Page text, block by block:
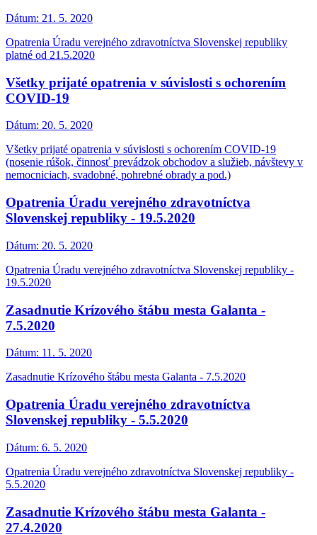
Dátum: 21. 5. 2020
Opatrenia Úradu verejného zdravotníctva Slovenskej republiky
platné od 21.5.2020
Všetky prijaté opatrenia v súvislosti s ochorením
COVID-19
Dátum: 20. 5. 2020
Všetky prijaté opatrenia v súvislosti s ochorením COVID-19
(nosenie rúšok, činnosť prevádzok obchodov a služieb, návštevy v
nemocniciach, svadobné, pohrebné obrady a pod.)
Opatrenia Úradu verejného zdravotníctva
Slovenskej republiky - 19.5.2020
Dátum: 20. 5. 2020
Opatrenia Úradu verejného zdravotníctva Slovenskej republiky -
19.5.2020
Zasadnutie Krízového štábu mesta Galanta -
7.5.2020
Dátum: 11. 5. 2020
Zasadnutie Krízového štábu mesta Galanta - 7.5.2020
Opatrenia Úradu verejného zdravotníctva
Slovenskej republiky - 5.5.2020
Dátum: 6. 5. 2020
Opatrenia Úradu verejného zdravotníctva Slovenskej republiky -
5.5.2020
Zasadnutie Krízového štábu mesta Galanta -
27.4.2020